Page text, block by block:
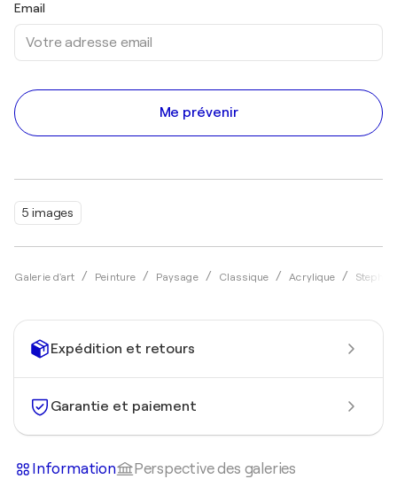
5 images
Galerie d'art Peinture Paysage Classique Acrylique
Email
Me prévenir
Expédition et retours
Garantie et paiement
Information Perspective des galeries